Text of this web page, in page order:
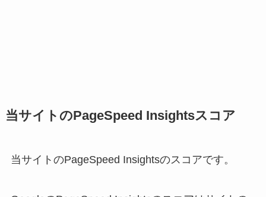
当サイトのPageSpeed Insightsスコア
当サイトのPageSpeed Insightsのスコアです。